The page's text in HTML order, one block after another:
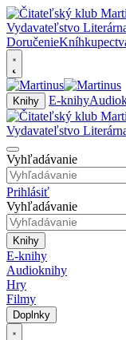
Doručenie
Knihy E-knihy
Vyhľadávanie
Prihlásiť
Vyhľadávanie
Knihy
E-knihy
Audioknihy
Hry
Filmy
Doplnky